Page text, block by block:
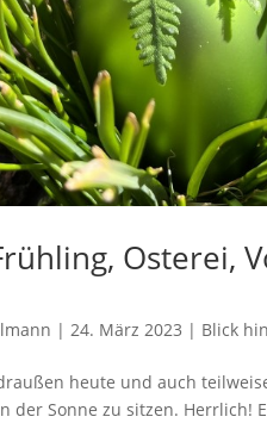
Osterei,
| 24. März 2023 | Blick
heute und auch
der Sonne zu sitzen. Herrlich!